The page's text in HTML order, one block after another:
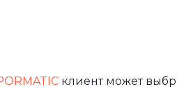
клиент может